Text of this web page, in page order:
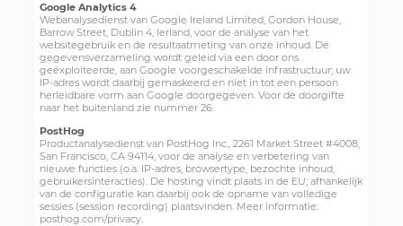
Google Analytics 4
Webanalysedienst van Google Ireland Limited, Gordon House,
Barrow Street, Dublin 4, Ierland, voor de analyse van het
websitegebruik en de resultaatmeting van onze inhoud. De
gegevensverzameling wordt geleid via een door ons
geëxploiteerde, aan Google voorgeschakelde infrastructuur; uw
IP-adres wordt daarbij gemaskeerd en niet in tot een persoon
herleidbare vorm aan Google doorgegeven. Voor de doorgifte
naar het buitenland zie nummer 26.
PostHog
Productanalysedienst van PostHog Inc., 2261 Market Street #4008,
San Francisco, CA 94114, voor de analyse en verbetering van
nieuwe functies (o.a. IP-adres, browsertype, bezochte inhoud,
gebruikersinteracties). De hosting vindt plaats in de EU; afhankelijk
van de configuratie kan daarbij ook de opname van volledige
sessies (session recording) plaatsvinden. Meer informatie:
posthog.com/privacy.